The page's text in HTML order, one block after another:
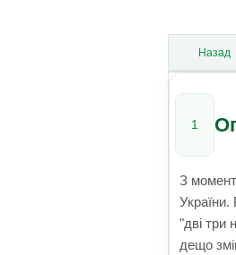
Назад
1
З
України.
"дві три
дещо